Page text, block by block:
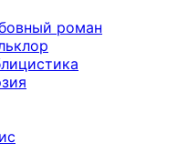
роман